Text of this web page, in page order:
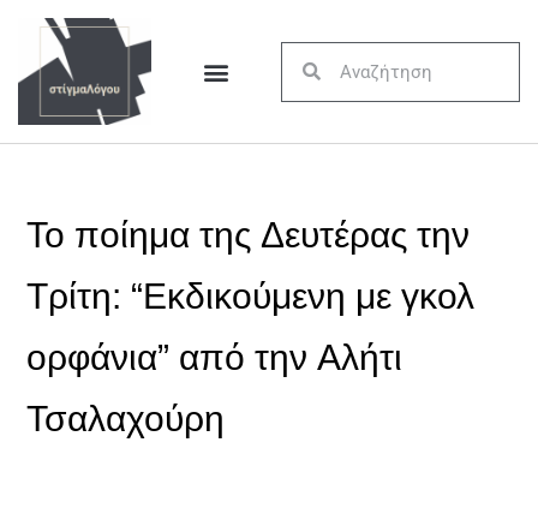
Το ποίημα της Δευτέρας την
Τρίτη: “Εκδικούμενη με γκολ
ορφάνια” από την Αλήτι
Τσαλαχούρη